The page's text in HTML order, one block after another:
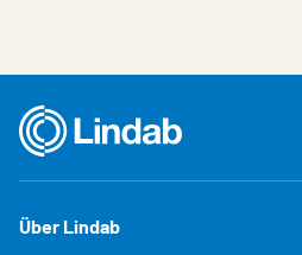
Über Lindab